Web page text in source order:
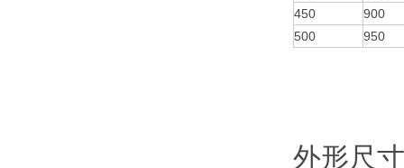
450
900
500
950
外形尺